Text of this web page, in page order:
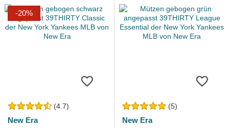
-20%
(4.7)
New Era
(5)
New Era